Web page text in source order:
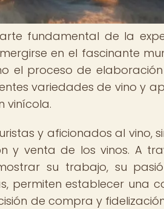
fundamental de la
en el fascinante
el proceso de
variedades de vino y
vinícola.
y aficionados al vino,
y venta de los vinos. A
su trabajo, su
permiten establecer una
de compra y